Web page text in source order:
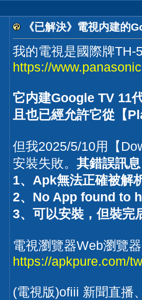
《已解決》電視内建的
我的電視是國際牌TH-
https://
它内建Google TV 11
且也已經允許它從【
但我2025/5/10用【
安裝失敗。 其錯誤訊
1、Apk無法正確被解
2、No App found to
3、可以安裝，但裝完
電視瀏覽器Web瀏覽
https://apkpure.com/
(電視版)ofiii 新聞直播